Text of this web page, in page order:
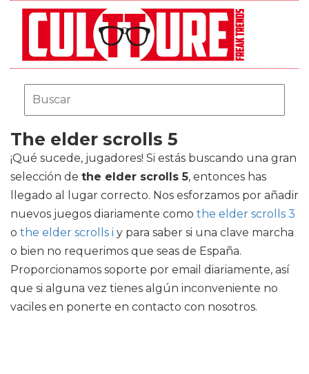
The elder scrolls 5
¡Qué sucede, jugadores! Si estás buscando una gran
selección de the elder scrolls 5, entonces has
llegado al lugar correcto. Nos esforzamos por añadir
nuevos juegos diariamente como the elder scrolls 3
o the elder scrolls i y para saber si una clave marcha
o bien no requerimos que seas de España.
Proporcionamos soporte por email diariamente, así
que si alguna vez tienes algún inconveniente no
vaciles en ponerte en contacto con nosotros.